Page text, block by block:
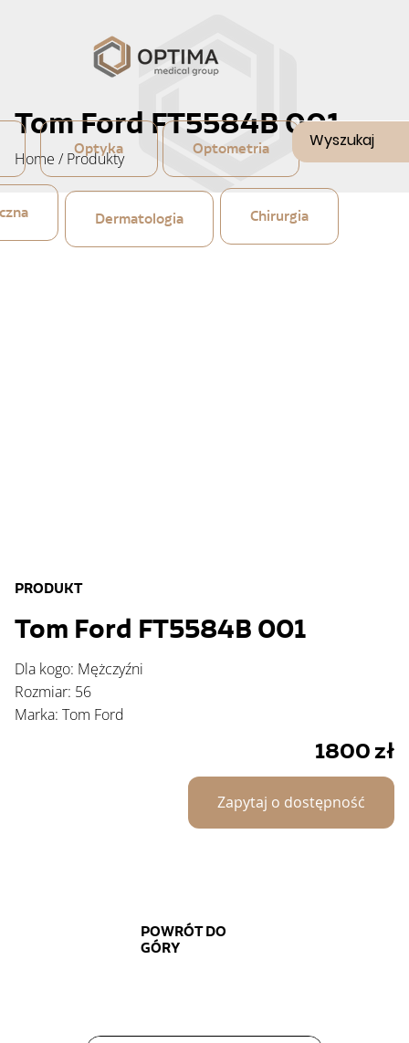
Optyka Optometria
Dermatologia Chirurgia
Tom Ford FT5584B 001
Home / Produkty
PRODUKT
Tom Ford FT5584B 001
Dla kogo: Mężczyźni
Rozmiar: 56
Marka: Tom Ford
1800zł
Zapytaj o dostępność
POWRÓT DO
GÓRY